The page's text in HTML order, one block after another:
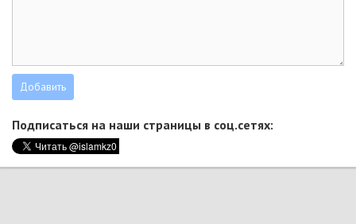
Подписаться на наши страницы в соц.сетях: